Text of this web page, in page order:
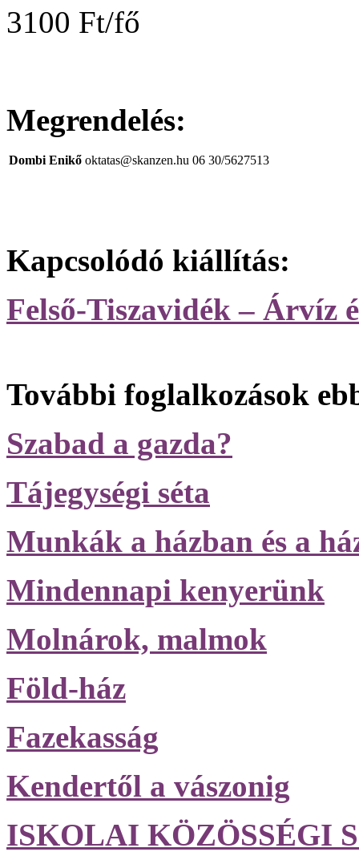
3100 Ft/fő
Megrendelés:
Dombi Enikő oktatas@skanzen.hu 06 30/5627513
Kapcsolódó kiállítás:
Felső-Tiszavidék – Árvíz
További foglalkozások
Szabad a gazda?
Tájegységi séta
Munkák a házban és a
Mindennapi kenyerünk
Molnárok, malmok
Föld-ház
Fazekasság
Kendertől a vászonig
ISKOLAI KÖZÖSSÉGI